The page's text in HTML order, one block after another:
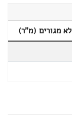
לא מגורים (מ"ר)